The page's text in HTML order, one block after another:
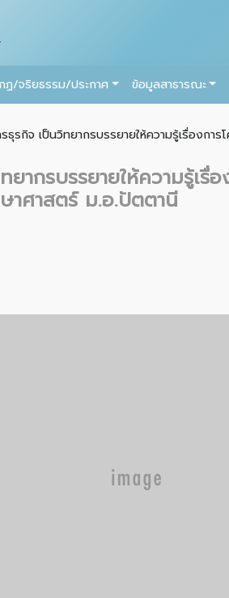
กฏ/จริยธรรม/ประกาศ ข้อมูลสาธารณะ
รธุรกิจ เป็นวิทยากรบรรยายให้ความรู้เรื่องกา
ยากรบรรยายให้ความรู้เรื่
าศาสตร์ ม.อ.ปัตตานี